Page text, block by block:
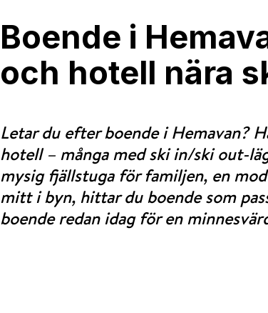
Boende i
och hotell nära
Letar du efter boende i Hemavan?
hotell – många med ski in/ski out-
mysig fjällstuga för familjen, en
mitt i byn, hittar du boende som
boende redan idag för en